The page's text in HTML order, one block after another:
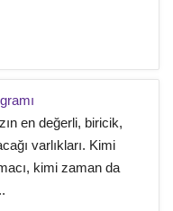
en değerli, biricik,
varlıkları. Kimi
kimi zaman da